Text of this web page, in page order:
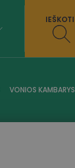
IEŠKOTI
VONIOS KAMBARYS